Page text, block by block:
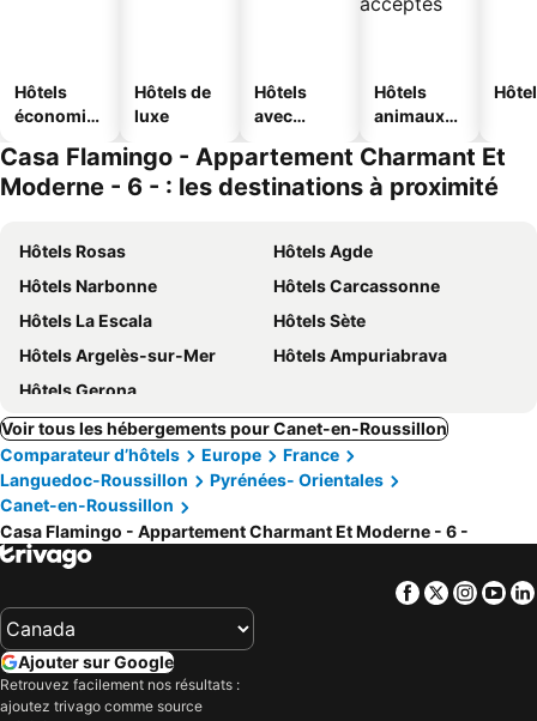
Hôtels
économiq
Hôtels de
luxe
Hôtels
avec
Hôtels
animaux
Casa Flamingo - Appartement Charmant Et
Moderne - 6 - : les destinations à proximité
Hôtels Rosas
Hôtels Agde
Hôtels Narbonne
Hôtels Carcassonne
Hôtels La Escala
Hôtels Sète
Hôtels Argelès-sur-Mer
Hôtels Ampuriabrava
Hôtels Gerona
Voir tous les hébergements pour Canet-en-Roussillon
Comparateur d’hôtels
Europe
France
Languedoc-Roussillon
Pyrénées- Orientales
Canet-en-Roussillon
Casa Flamingo - Appartement Charmant Et Moderne - 6 -
Facebook
Twitter
Ajouter sur Google
Retrouvez facilement nos résultats :
ajoutez trivago comme source